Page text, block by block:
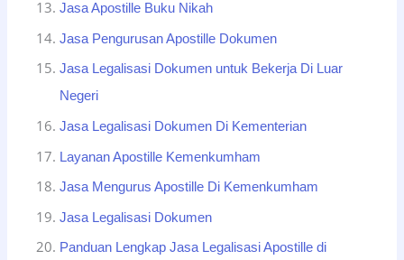
Jasa Apostille Buku Nikah
Jasa Pengurusan Apostille Dokumen
Jasa Legalisasi Dokumen untuk Bekerja Di Luar
Negeri
Jasa Legalisasi Dokumen Di Kementerian
Layanan Apostille Kemenkumham
Jasa Mengurus Apostille Di Kemenkumham
Jasa Legalisasi Dokumen
Panduan Lengkap Jasa Legalisasi Apostille di